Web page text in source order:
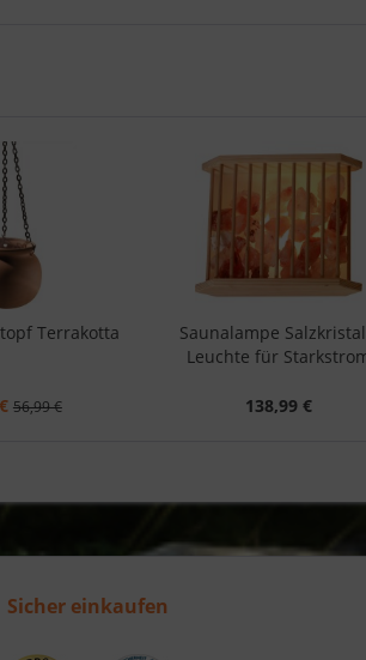
Terrakotta
56,99 €
Saunalampe
Leuchte für
138,99 €
Sicher einkaufen